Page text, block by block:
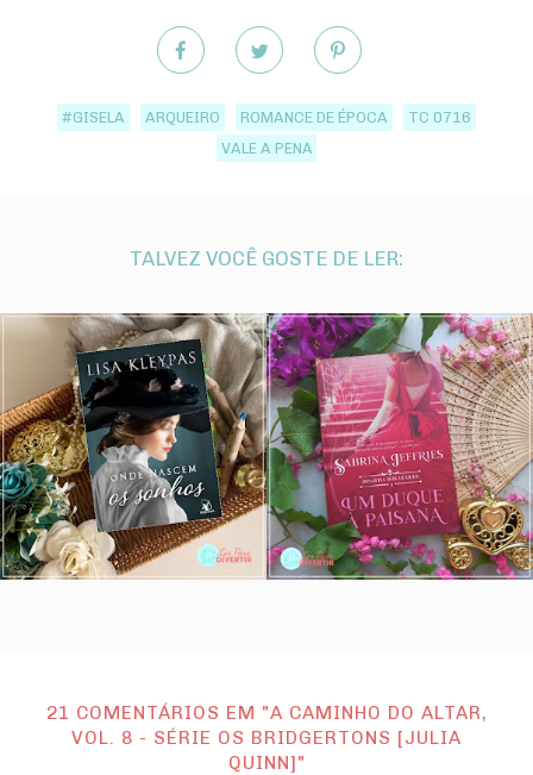
#GISELA ARQUEIRO ROMANCE DE ÉPOCA
TC 0716
VALE A PENA
TALVEZ VOCÊ GOSTE DE LER:
21 COMENTÁRIOS EM "A CAMINHO DO ALTAR,
VOL. 8 - SÉRIE OS BRIDGERTONS [JULIA
QUINN]"